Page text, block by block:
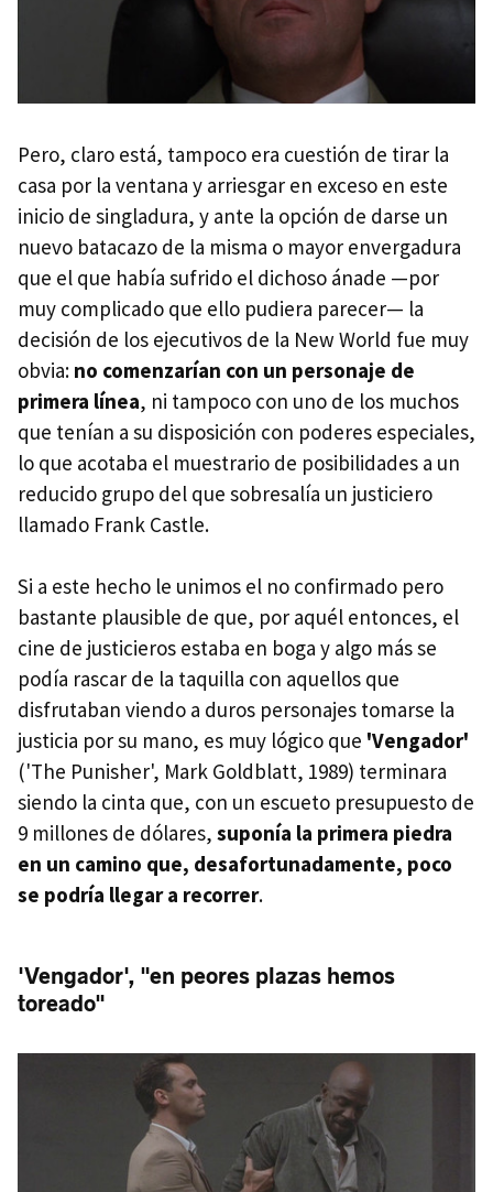
Pero, claro está, tampoco era cuestión de tirar la
casa por la ventana y arriesgar en exceso en este
inicio de singladura, y ante la opción de darse un
nuevo batacazo de la misma o mayor envergadura
que el que había sufrido el dichoso ánade —por
muy complicado que ello pudiera parecer— la
decisión de los ejecutivos de la New World fue muy
obvia: no comenzarían con un personaje de
primera línea, ni tampoco con uno de los muchos
que tenían a su disposición con poderes especiales,
lo que acotaba el muestrario de posibilidades a un
reducido grupo del que sobresalía un justiciero
llamado Frank Castle.
Si a este hecho le unimos el no confirmado pero
bastante plausible de que, por aquél entonces, el
cine de justicieros estaba en boga y algo más se
podía rascar de la taquilla con aquellos que
disfrutaban viendo a duros personajes tomarse la
justicia por su mano, es muy lógico que 'Vengador'
('The Punisher', Mark Goldblatt, 1989) terminara
siendo la cinta que, con un escueto presupuesto de
9 millones de dólares, suponía la primera piedra
en un camino que, desafortunadamente, poco
se podría llegar a recorrer.
'Vengador', "en peores plazas hemos
toreado"